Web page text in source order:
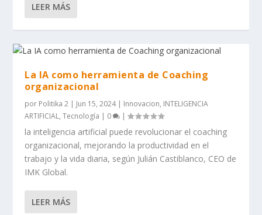
LEER MÁS
La IA como herramienta de Coaching
organizacional
por Politika 2 | Jun 15, 2024| Innovacion, INTELIGENCIA
ARTIFICIAL,Tecnología | 0 |
la inteligencia artificial puede revolucionar el coaching
organizacional, mejorando la productividad en el
trabajo y la vida diaria, según Julián Castiblanco, CEO de
IMK Global.
LEER MÁS